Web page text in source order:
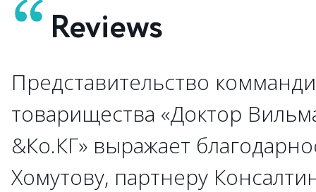
Reviews
Представительство
товарищества «Доктор
&Ко.КГ» выражает
Хомутову, партнеру
→
→
→
→
→